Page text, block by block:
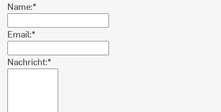
Name:*
Email:*
Nachricht:*